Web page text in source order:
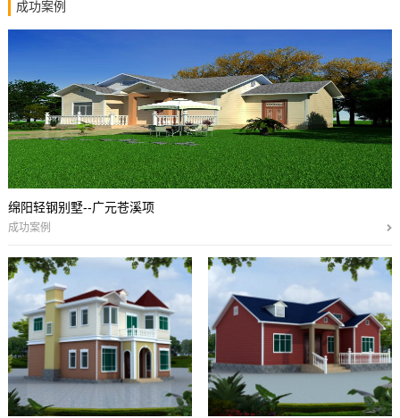
成功案例
绵阳轻钢别墅--广元苍溪项
成功案例